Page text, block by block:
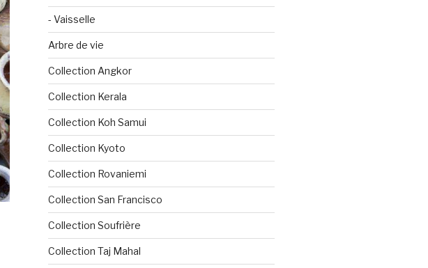
- Vaisselle
Arbre de vie
Collection Angkor
Collection Kerala
Collection Koh Samui
Collection Kyoto
Collection Rovaniemi
Collection San Francisco
Collection Soufrière
Collection Taj Mahal